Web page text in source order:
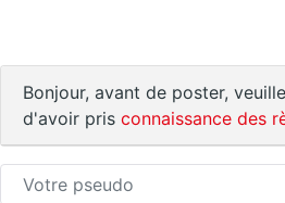
Bonjour, avant de poster,
d'avoir pris connaissance des